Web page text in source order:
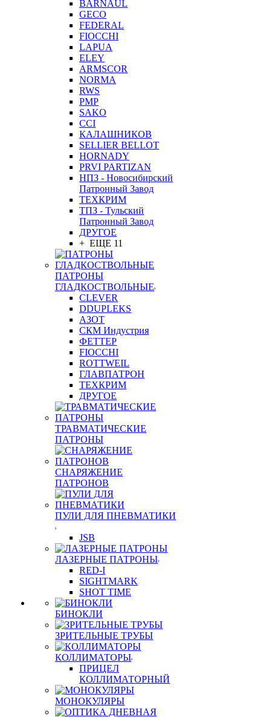
BARNAUL
GEСO
FEDERAL
FIOCCHI
LAPUA
ELEY
ARMSCOR
NORMA
RWS
PMP
SAKO
CCI
КАЛАШНИКОВ
SELLIER BELLOT
HORNADY
PRVI PARTIZAN
НПЗ - Новосибирский
Патронный Завод
ТЕХКРИМ
ТПЗ - Тульский
Патронный Завод
ДРУГОЕ
+ ЕЩЕ 11
ПАТРОНЫ
ГЛАДКОСТВОЛЬНЫЕ
CLEVER
DDUPLEKS
АЗОТ
СКМ Индустрия
ФЕТТЕР
FIOCCHI
ROTTWEIL
ГЛАВПАТРОН
ТЕХКРИМ
ДРУГОЕ
ТРАВМАТИЧЕСКИЕ
ПАТРОНЫ
СНАРЯЖЕНИЕ
ПАТРОНОВ
ПУЛИ ДЛЯ ПНЕВМАТИКИ
JSB
ЛАЗЕРНЫЕ ПАТРОНЫ
RED-I
SIGHTMARK
SHOT TIME
БИНОКЛИ
ЗРИТЕЛЬНЫЕ ТРУБЫ
КОЛЛИМАТОРЫ
ПРИЦЕЛ
КОЛЛИМАТОРНЫЙ
МОНОКУЛЯРЫ